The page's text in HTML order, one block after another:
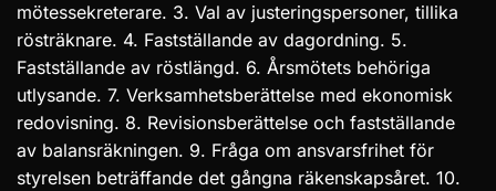
mötessekreterare. 3. Val av justeringspersoner, tillika
rösträknare. 4. Fastställande av dagordning. 5.
Fastställande av röstlängd. 6. Årsmötets behöriga
utlysande. 7. Verksamhetsberättelse med ekonomisk
redovisning. 8. Revisionsberättelse och fastställande
av balansräkningen. 9. Fråga om ansvarsfrihet för
styrelsen beträffande det gångna räkenskapsåret. 10.